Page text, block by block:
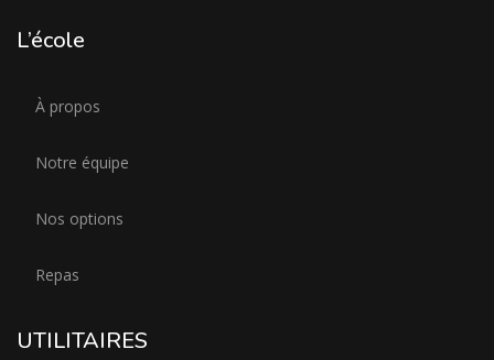
L’école
À propos
Notre équipe
Nos options
Repas
UTILITAIRES